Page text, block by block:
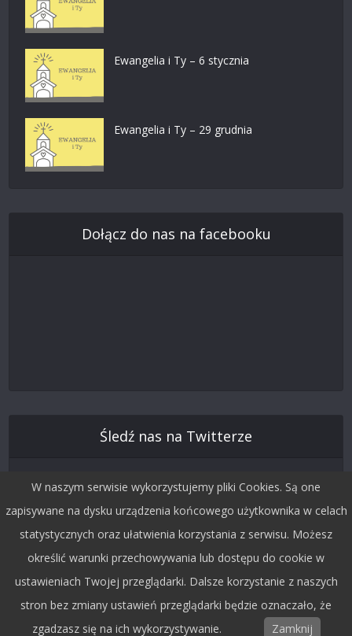
Ewangelia i Ty – 6 stycznia
Ewangelia i Ty – 29 grudnia
Dołącz do nas na facebooku
Śledź nas na Twitterze
Copyright © 2015 by Dobra Fala.
W naszym serwisie wykorzystujemy pliki Cookies. Są one
zapisywane na dysku urządzenia końcowego użytkownika w celach
statystycznych oraz ułatwienia korzystania z serwisu. Możesz
określić warunki przechowywania lub dostępu do cookie w
ustawieniach Twojej przeglądarki. Dalsze korzystanie z naszych
stron bez zmiany ustawień przeglądarki będzie oznaczało, że
zgadzasz się na ich wykorzystywanie.
Zamknij